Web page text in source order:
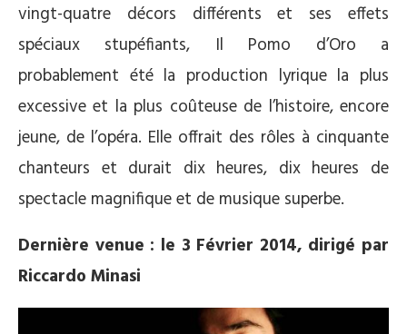
vingt-quatre décors différents et ses effets
spéciaux stupéfiants, Il Pomo d’Oro a
probablement été la production lyrique la plus
excessive et la plus coûteuse de l’histoire, encore
jeune, de l’opéra. Elle offrait des rôles à cinquante
chanteurs et durait dix heures, dix heures de
spectacle magnifique et de musique superbe.
Dernière venue : le 3 Février 2014, dirigé par
Riccardo Minasi